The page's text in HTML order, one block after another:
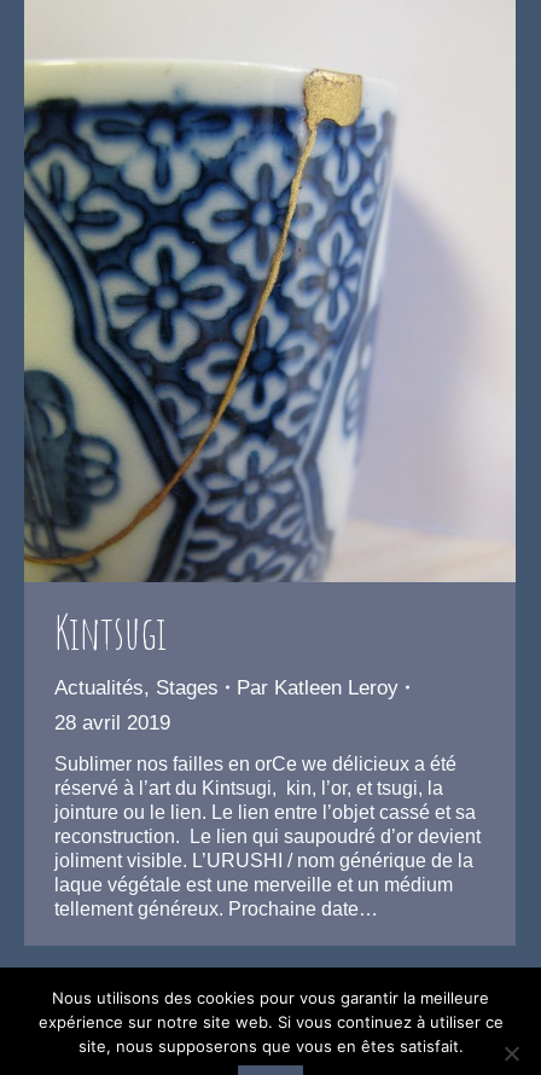
Kintsugi
Actualités, Stages Par Katleen Leroy
28 avril 2019
Sublimer nos failles en orCe we délicieux a été
réservé à l’art du Kintsugi, kin, l’or, et tsugi, la
jointure ou le lien. Le lien entre l’objet cassé et sa
reconstruction. Le lien qui saupoudré d’or devient
joliment visible. L’URUSHI / nom générique de la
laque végétale est une merveille et un médium
tellement généreux. Prochaine date…
Nous utilisons des cookies pour vous garantir la meilleure
expérience sur notre site web. Si vous continuez à utiliser ce
site, nous supposerons que vous en êtes satisfait.